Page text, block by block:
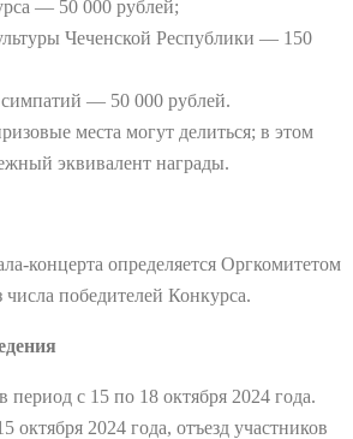
— 50 000 рублей;
Чеченской Республики — 150
— 50 000 рублей.
места могут делиться; в этом
эквивалент награды.
концерта определяется Оргкомитетом
победителей Конкурса.
период с 15 по 18 октября 2024 года.
октября 2024 года, отъезд участников